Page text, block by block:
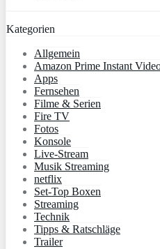
Kategorien
Allgemein
Amazon Prime Instant
Apps
Fernsehen
Filme & Serien
Fire TV
Fotos
Konsole
Live-Stream
Musik Streaming
netflix
Set-Top Boxen
Streaming
Technik
Tipps & Ratschläge
Trailer